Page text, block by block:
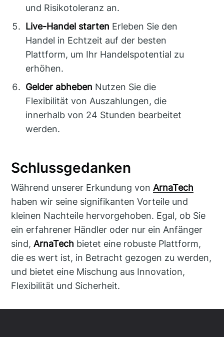
und Risikotoleranz an.
Live-Handel starten Erleben Sie den
Handel in Echtzeit auf der besten
Plattform, um Ihr Handelspotential zu
erhöhen.
Gelder abheben Nutzen Sie die
Flexibilität von Auszahlungen, die
innerhalb von 24 Stunden bearbeitet
werden.
Schlussgedanken
Während unserer Erkundung vonArnaTech
haben wir seine signifikanten Vorteile und
kleinen Nachteile hervorgehoben. Egal, ob Sie
ein erfahrener Händler oder nur ein Anfänger
sind,ArnaTech bietet eine robuste Plattform,
die es wert ist, in Betracht gezogen zu werden,
und bietet eine Mischung aus Innovation,
Flexibilität und Sicherheit.